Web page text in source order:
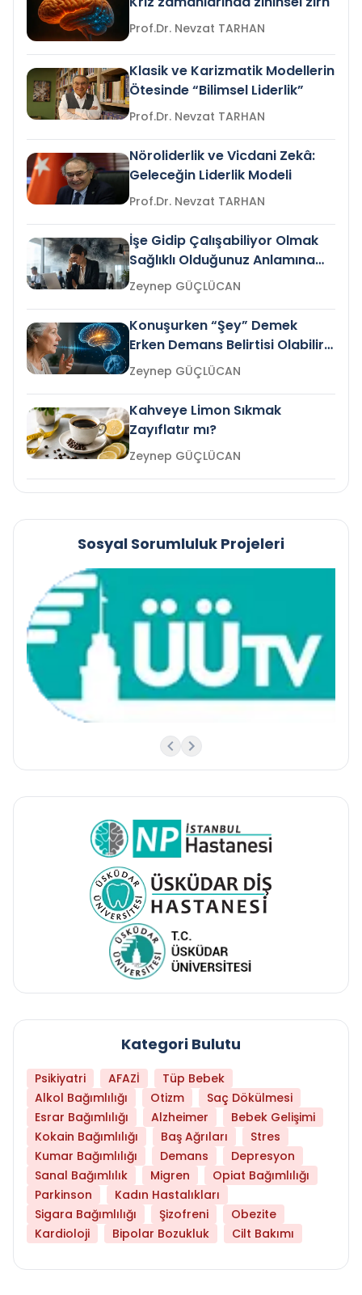
Prof.Dr. Nevzat TARHAN
Klasik ve Karizmatik Modellerin
Ötesinde “Bilimsel Liderlik”
Prof.Dr. Nevzat TARHAN
Nöroliderlik ve Vicdani Zekâ:
Geleceğin Liderlik Modeli
Prof.Dr. Nevzat TARHAN
İşe Gidip Çalışabiliyor Olmak
Sağlıklı Olduğunuz Anlamına
Gelir mi?Zeynep GÜÇLÜCAN
Konuşurken “Şey” Demek
Erken Demans Belirtisi Olabilir
mi?
Zeynep GÜÇLÜCAN
Kahveye Limon Sıkmak
Zayıflatır mı?
Zeynep GÜÇLÜCAN
Sosyal Sorumluluk Projeleri
Kategori Bulutu
Psikiyatri AFAZİ
Tüp Bebek
Alkol Bağımlılığı
Otizm
Saç Dökülmesi
Esrar Bağımlılığı
Alzheimer
Bebek Gelişimi
Kokain Bağımlılığı
Baş Ağrıları
Stres
Kumar Bağımlılığı
Demans
Depresyon
Sanal Bağımlılık
Migren
Opiat Bağımlılığı
Parkinson
Kadın Hastalıkları
Sigara Bağımlılığı
Şizofreni
Obezite
Kardioloji
Bipolar Bozukluk Cilt Bakımı